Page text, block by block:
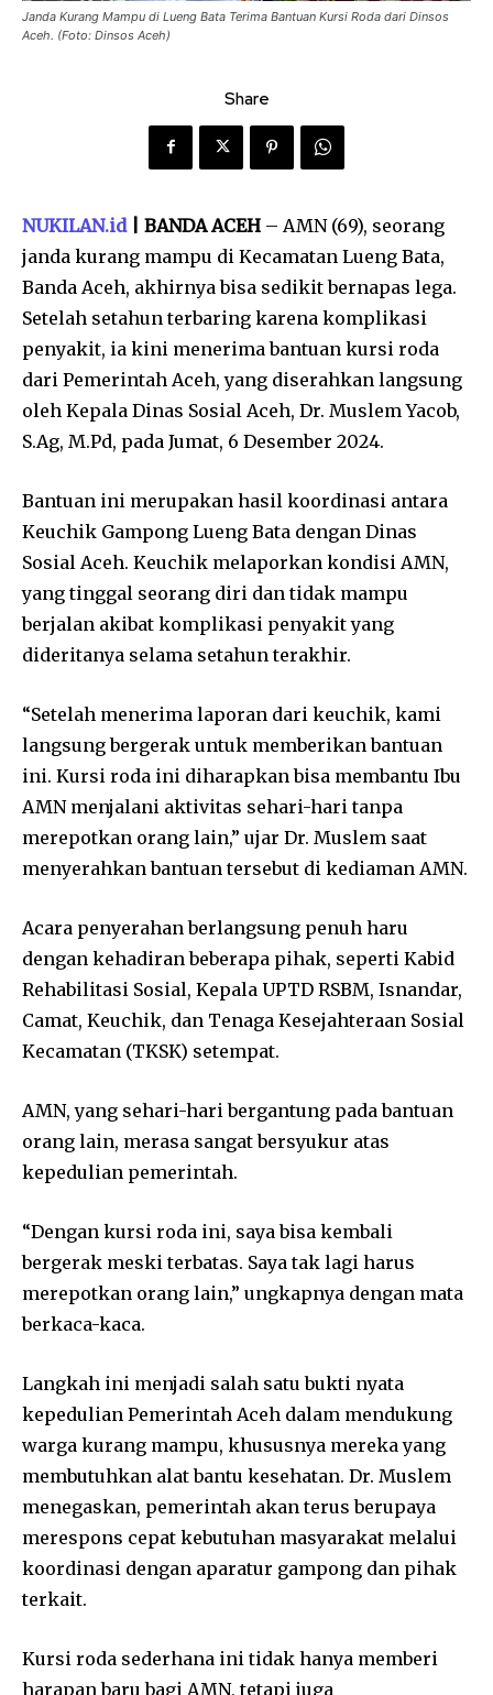
Janda Kurang Mampu di Lueng Bata Terima Bantuan Kursi Roda dari Dinsos
Aceh. (Foto: Dinsos Aceh)
Share
NUKILAN.id| BANDA ACEH – AMN (69), seorang
janda kurang mampu di Kecamatan Lueng Bata,
Banda Aceh, akhirnya bisa sedikit bernapas lega.
Setelah setahun terbaring karena komplikasi
penyakit, ia kini menerima bantuan kursi roda
dari Pemerintah Aceh, yang diserahkan langsung
oleh Kepala Dinas Sosial Aceh, Dr. Muslem Yacob,
S.Ag, M.Pd, pada Jumat, 6 Desember 2024.
Bantuan ini merupakan hasil koordinasi antara
Keuchik Gampong Lueng Bata dengan Dinas
Sosial Aceh. Keuchik melaporkan kondisi AMN,
yang tinggal seorang diri dan tidak mampu
berjalan akibat komplikasi penyakit yang
dideritanya selama setahun terakhir.
“Setelah menerima laporan dari keuchik, kami
langsung bergerak untuk memberikan bantuan
ini. Kursi roda ini diharapkan bisa membantu Ibu
AMN menjalani aktivitas sehari-hari tanpa
merepotkan orang lain,” ujar Dr. Muslem saat
menyerahkan bantuan tersebut di kediaman AMN.
Acara penyerahan berlangsung penuh haru
dengan kehadiran beberapa pihak, seperti Kabid
Rehabilitasi Sosial, Kepala UPTD RSBM, Isnandar,
Camat, Keuchik, dan Tenaga Kesejahteraan Sosial
Kecamatan (TKSK) setempat.
AMN, yang sehari-hari bergantung pada bantuan
orang lain, merasa sangat bersyukur atas
kepedulian pemerintah.
“Dengan kursi roda ini, saya bisa kembali
bergerak meski terbatas. Saya tak lagi harus
merepotkan orang lain,” ungkapnya dengan mata
berkaca-kaca.
Langkah ini menjadi salah satu bukti nyata
kepedulian Pemerintah Aceh dalam mendukung
warga kurang mampu, khususnya mereka yang
membutuhkan alat bantu kesehatan. Dr. Muslem
menegaskan, pemerintah akan terus berupaya
merespons cepat kebutuhan masyarakat melalui
koordinasi dengan aparatur gampong dan pihak
terkait.
Kursi roda sederhana ini tidak hanya memberi
harapan baru bagi AMN, tetapi juga